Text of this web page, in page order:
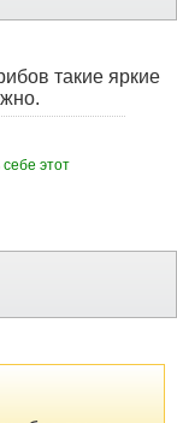
такие яркие
этот